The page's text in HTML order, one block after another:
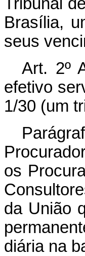
Brasília,
seus
Art. 2º
efetivo
1/30 (um
os
da União
diária na